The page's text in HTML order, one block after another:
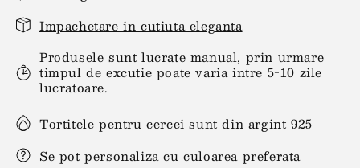
Impachetare in cutiuta eleganta
Produsele sunt lucrate manual, prin urmare
timpul de excutie poate varia intre 5-10 zile
lucratoare.
Tortitele pentru cercei sunt din argint 925
Se pot personaliza cu culoarea preferata